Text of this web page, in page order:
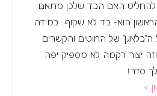
להחליט האם הבד שלכן מתאם
הוא- בד לא שקוף. במידה
של החוטים והקשרים
יצור רקמה לא מספיק יפה
סדר!
>